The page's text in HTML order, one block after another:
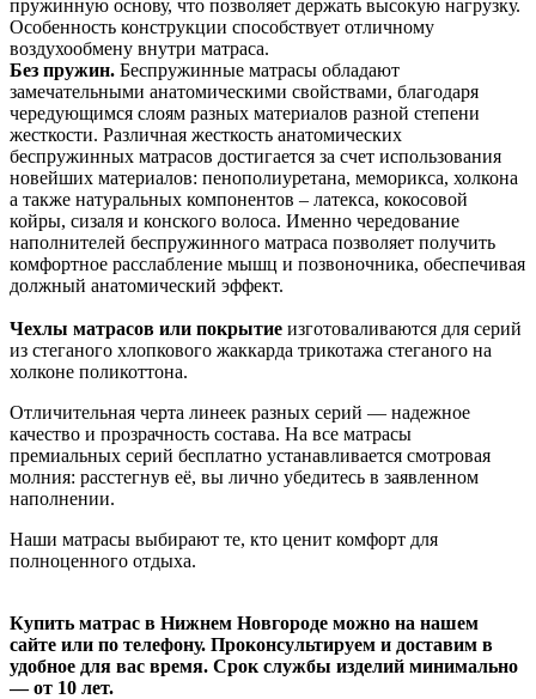
пружинную основу, что позволяет держать высокую нагрузку.
Особенность конструкции способствует отличному
воздухообмену внутри матраса.
Без пружин. Беспружинные матрасы обладают
замечательными анатомическими свойствами, благодаря
чередующимся слоям разных материалов разной степени
жесткости. Различная жесткость анатомических
беспружинных матрасов достигается за счет использования
новейших материалов: пенополиуретана, меморикса, холкона
а также натуральных компонентов – латекса, кокосовой
койры, сизаля и конского волоса. Именно чередование
наполнителей беспружинного матраса позволяет получить
комфортное расслабление мышц и позвоночника, обеспечивая
должный анатомический эффект.
Чехлы матрасов или покрытие изготоваливаются для серий
из стеганого хлопкового жаккарда трикотажа стеганого на
холконе поликоттона.
Отличительная черта линеек разных серий — надежное
качество и прозрачность состава. На все матрасы
премиальных серий бесплатно устанавливается смотровая
молния: расстегнув её, вы лично убедитесь в заявленном
наполнении.
Наши матрасы выбирают те, кто ценит комфорт для
полноценного отдыха.
Купить матрас в Нижнем Новгороде можно на нашем
сайте или по телефону. Проконсультируем и доставим в
удобное для вас время. Срок службы изделий минимально
— от 10 лет.